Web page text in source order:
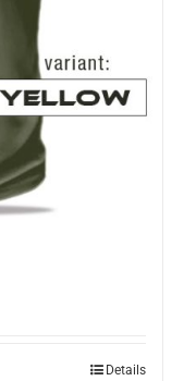
Details